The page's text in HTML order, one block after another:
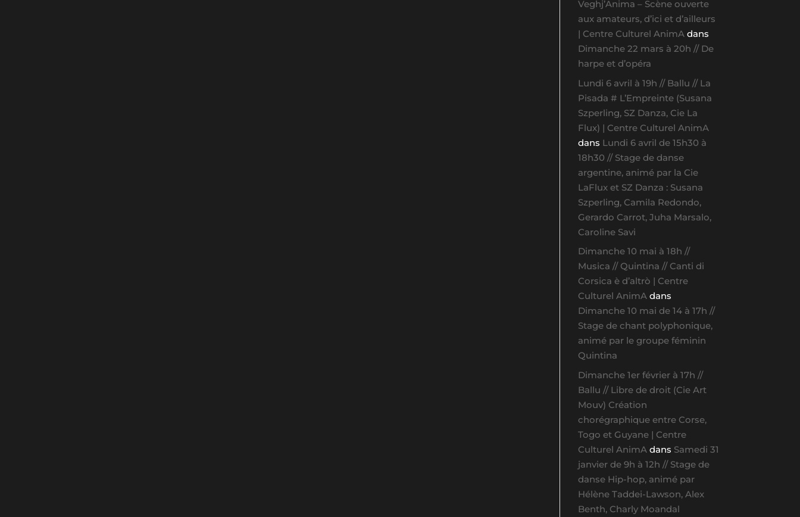
Veghj’Anima – Scène ouverte
aux amateurs, d’ici et d’ailleurs
| Centre Culturel AnimAdans
Dimanche 22 mars à 20h // De
harpe et d’opéra
Lundi 6 avril à 19h // Ballu // La
Pisada # L’Empreinte (Susana
Szperling, SZ Danza, Cie La
Flux) | Centre Culturel AnimA
dans Lundi 6 avril de 15h30 à
18h30 // Stage de danse
argentine, animé par la Cie
LaFlux et SZ Danza : Susana
Szperling, Camila Redondo,
Gerardo Carrot, Juha Marsalo,
Caroline Savi
Dimanche 10 mai à 18h //
Musica // Quintina // Canti di
Corsica è d’altrò | Centre
Culturel AnimAdans
Dimanche 10 mai de 14 à 17h //
Stage de chant polyphonique,
animé par le groupe féminin
Quintina
Dimanche 1er février à 17h //
Ballu // Libre de droit (Cie Art
Mouv) Création
chorégraphique entre Corse,
Togo et Guyane | Centre
Culturel AnimA dans Samedi 31
janvier de 9h à 12h // Stage de
danse Hip-hop, animé par
Hélène Taddei-Lawson, Alex
Benth, Charly Moandal